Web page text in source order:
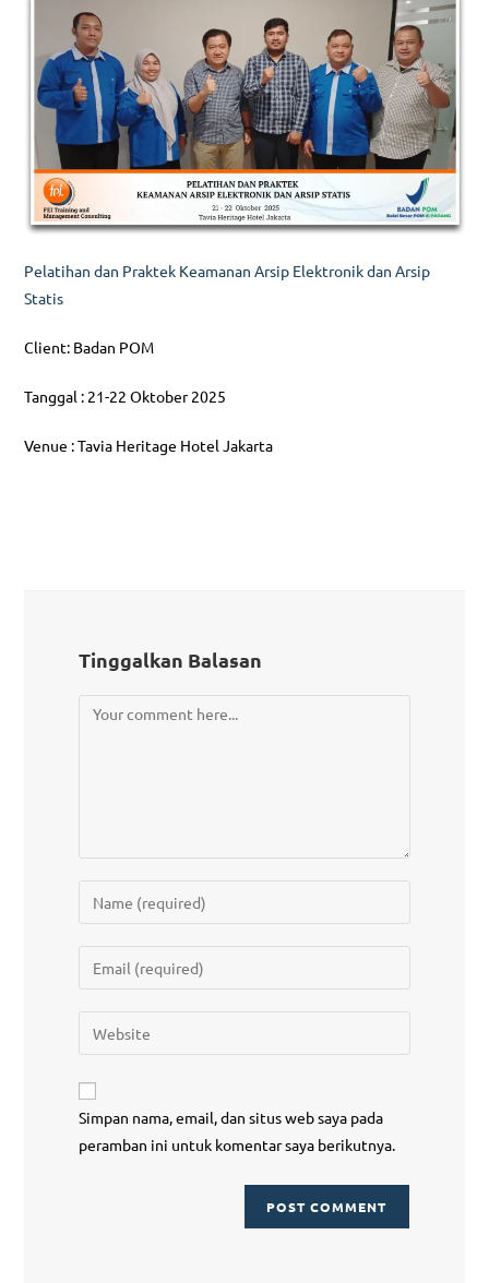
Pelatihan dan Praktek Keamanan Arsip Elektronik dan Arsip
Statis
Client: Badan POM
Tanggal : 21-22 Oktober 2025
Venue : Tavia Heritage Hotel Jakarta
Tinggalkan Balasan
Simpan nama, email, dan situs web saya pada
peramban ini untuk komentar saya berikutnya.